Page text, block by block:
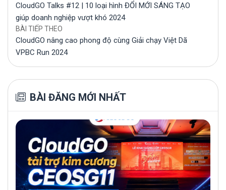
CloudGO Talks #12 | 10 loại hình ĐỔI MỚI SÁNG TẠO
giúp doanh nghiệp vượt khó 2024
BÀI TIẾP THEO
CloudGO nâng cao phong độ cùng Giải chạy Việt Dã
VPBC Run 2024
BÀI ĐĂNG MỚI NHẤT